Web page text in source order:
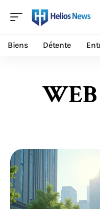
Biens Détente